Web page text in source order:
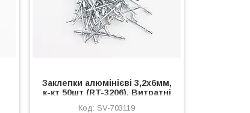
Заклепки алюмінієві 3,2х6мм,
к-кт 50шт (RT-3206), Витратні
SV-703119